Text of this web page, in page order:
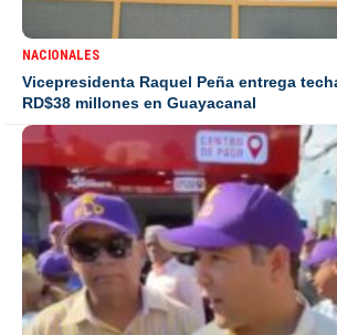
NACIONALES
Vicepresidenta Raquel Peña entrega
RD$38 millones en Guayacanal